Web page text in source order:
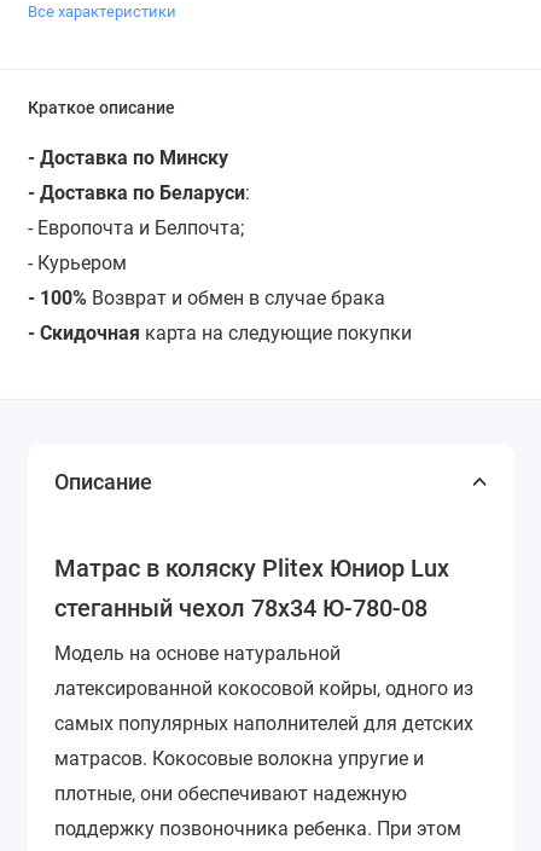
Все характеристики
Краткое описание
- Доставка по Минску
- Доставка по Беларуси:
- Европочта и Белпочта;
- Курьером
- 100% Возврат и обмен в случае брака
- Скидочная карта на следующие покупки
Описание
Матрас в коляску Plitex Юниор Lux
стеганный чехол 78х34 Ю-780-08
Модель на основе натуральной
латексированной кокосовой койры, одного из
самых популярных наполнителей для детских
матрасов. Кокосовые волокна упругие и
плотные, они обеспечивают надежную
поддержку позвоночника ребенка. При этом